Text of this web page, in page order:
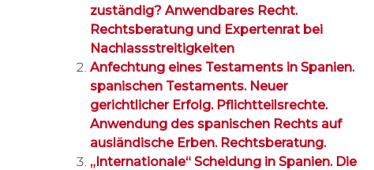
zuständig? Anwendbares Recht.
Rechtsberatung und Expertenrat bei
Nachlassstreitigkeiten
Anfechtung eines Testaments in Spanien.
spanischen Testaments. Neuer
gerichtlicher Erfolg. Pflichtteilsrechte.
Anwendung des spanischen Rechts auf
ausländische Erben. Rechtsberatung.
„Internationale“ Scheidung in Spanien. Die